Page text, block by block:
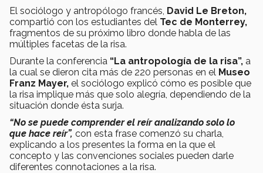
El sociólogo y antropólogo francés, David Le Breton,
compartió con los estudiantes del Tec de Monterrey,
fragmentos de su próximo libro donde habla de las
múltiples facetas de la risa.
Durante la conferencia “La antropología de la risa”, a
la cual se dieron cita más de 220 personas en el Museo
Franz Mayer, el sociólogo explicó cómo es posible que
la risa implique más que solo alegría, dependiendo de la
situación donde ésta surja.
“No se puede comprender el reír analizando solo lo
que hace reír”, con esta frase comenzó su charla,
explicando a los presentes la forma en la que el
concepto y las convenciones sociales pueden darle
diferentes connotaciones a la risa.